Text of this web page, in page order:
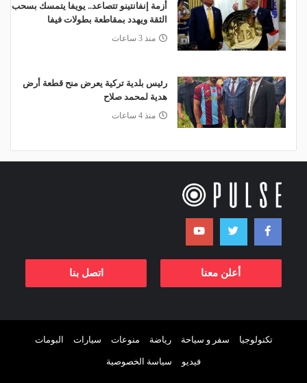
أزمة إنفانتينو تتصاعد.. يويفا يتمسك بسحب
الثقة ويهدد بمقاطعة بطولات فيفا
منذ 3 ساعات
رئيس بلدية تركية يعرض منح قطعة أرض
هدية لمحمد صلاح
منذ 4 ساعات
أعلن معنا اتصل بنا
تكنولوجيا سفر و سياحة رياضة منوعات سيارات البومات
فيديو سياسة الخصوصية